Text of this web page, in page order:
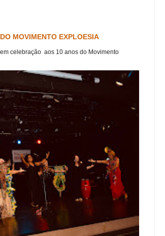
MOVIMENTO EXPLOESIA
celebração aos 10 anos do Movimento